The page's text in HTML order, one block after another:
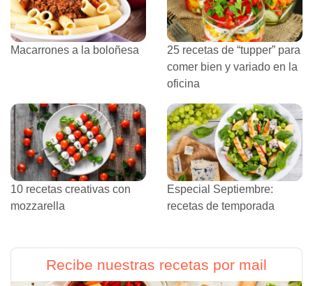
Macarrones a la boloñesa
25 recetas de “tupper” para
comer bien y variado en la
oficina
10 recetas creativas con
mozzarella
Especial Septiembre:
recetas de temporada
Recibe nuestras recetas por mail